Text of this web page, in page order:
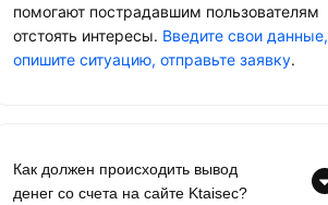
помогают пострадавшим пользователям
отстоять интересы. Введите свои данные,
опишите ситуацию, отправьте заявку.
Как должен происходить вывод
денег со счета на сайте Ktaisec?